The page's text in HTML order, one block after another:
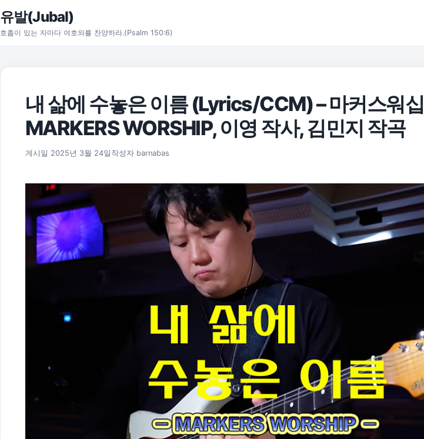
본문으로 건너뛰기
유발(Jubal)
호흡이 있는 자마다 여호와를 찬양하라.(Psalm 150:6)
내 삶에 수놓은 이름 (Lyrics/CCM) – 마커스워십
MARKERS WORSHIP, 이영 작사, 김민지 작곡
게시일 2025년 3월 24일 작성자 barnabas